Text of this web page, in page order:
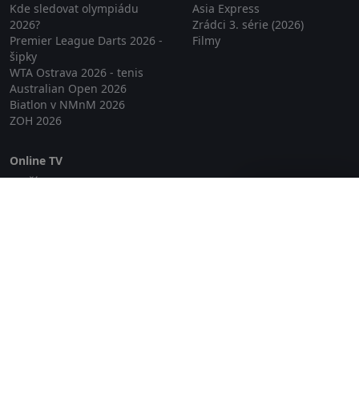
Kde sledovat olympiádu
2026?
Premier League Darts 2026 -
šipky
WTA Ostrava 2026 - tenis
Australian Open 2026
Biatlon v NMnM 2026
ZOH 2026
Asia Express
Zrádci 3. série (2026)
Filmy
Online TV
Lepší.TV